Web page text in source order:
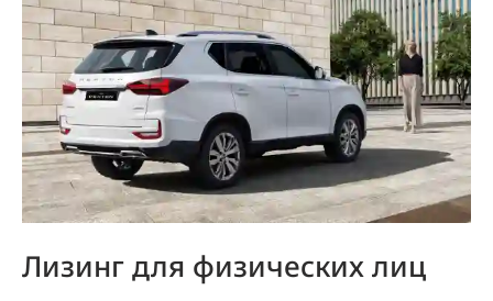
Лизинг для физических лиц